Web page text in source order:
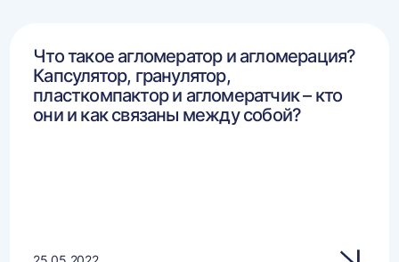
Что такое агломератор и агломерация?
Капсулятор, гранулятор,
пласткомпактор и агломератчик – кто
они и как связаны между собой?